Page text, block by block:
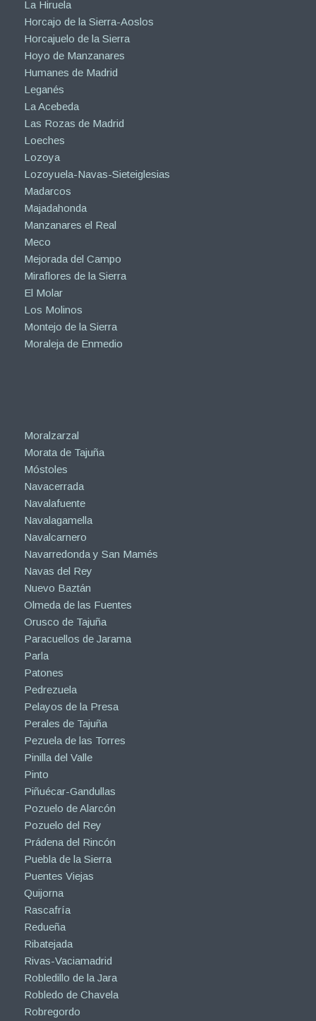
La Hiruela
Horcajo de la Sierra-Aoslos
Horcajuelo de la Sierra
Hoyo de Manzanares
Humanes de Madrid
Leganés
La Acebeda
Las Rozas de Madrid
Loeches
Lozoya
Lozoyuela-Navas-Sieteiglesias
Madarcos
Majadahonda
Manzanares el Real
Meco
Mejorada del Campo
Miraflores de la Sierra
El Molar
Los Molinos
Montejo de la Sierra
Moraleja de Enmedio
Moralzarzal
Morata de Tajuña
Móstoles
Navacerrada
Navalafuente
Navalagamella
Navalcarnero
Navarredonda y San Mamés
Navas del Rey
Nuevo Baztán
Olmeda de las Fuentes
Orusco de Tajuña
Paracuellos de Jarama
Parla
Patones
Pedrezuela
Pelayos de la Presa
Perales de Tajuña
Pezuela de las Torres
Pinilla del Valle
Pinto
Piñuécar-Gandullas
Pozuelo de Alarcón
Pozuelo del Rey
Prádena del Rincón
Puebla de la Sierra
Puentes Viejas
Quijorna
Rascafría
Redueña
Ribatejada
Rivas-Vaciamadrid
Robledillo de la Jara
Robledo de Chavela
Robregordo